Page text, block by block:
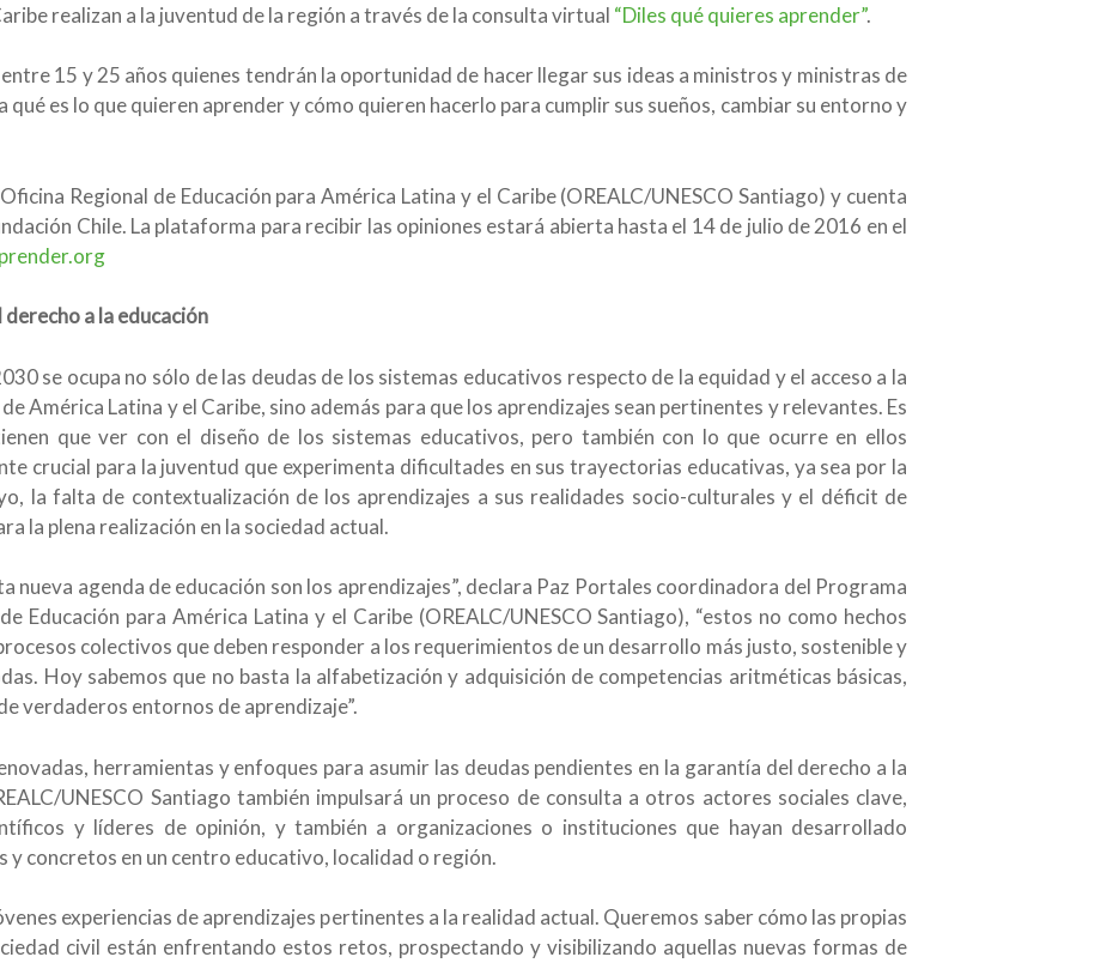
realizan a la juventud de la región a través de la consulta virtual “Diles qué quieres aprender”.
15 y 25 años quienes tendrán la oportunidad de hacer llegar sus ideas a ministros y ministras de
qué es lo que quieren aprender y cómo quieren hacerlo para cumplir sus sueños, cambiar su entorno y
Regional de Educación para América Latina y el Caribe (OREALC/UNESCO Santiago) y cuenta
Chile. La plataforma para recibir las opiniones estará abierta hasta el 14 de julio de 2016 en el
a la educación
se ocupa no sólo de las deudas de los sistemas educativos respecto de la equidad y el acceso a la
América Latina y el Caribe, sino además para que los aprendizajes sean pertinentes y relevantes. Es
que ver con el diseño de los sistemas educativos, pero también con lo que ocurre en ellos
crucial para la juventud que experimenta dificultades en sus trayectorias educativas, ya sea por la
la falta de contextualización de los aprendizajes a sus realidades socio-culturales y el déficit de
la plena realización en la sociedad actual.
nueva agenda de educación son los aprendizajes”, declara Paz Portales coordinadora del Programa
Educación para América Latina y el Caribe (OREALC/UNESCO Santiago), “estos no como hechos
colectivos que deben responder a los requerimientos de un desarrollo más justo, sostenible y
Hoy sabemos que no basta la alfabetización y adquisición de competencias aritméticas básicas,
verdaderos entornos de aprendizaje”.
herramientas y enfoques para asumir las deudas pendientes en la garantía del derecho a la
UNESCO Santiago también impulsará un proceso de consulta a otros actores sociales clave,
y líderes de opinión, y también a organizaciones o instituciones que hayan desarrollado
y concretos en un centro educativo, localidad o región.
experiencias de aprendizajes pertinentes a la realidad actual. Queremos saber cómo las propias
civil están enfrentando estos retos, prospectando y visibilizando aquellas nuevas formas de